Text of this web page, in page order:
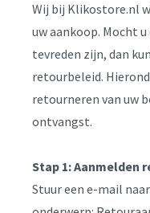
Wij bij Klikostore.nl
uw aankoop. Mocht
tevreden zijn, dan
retourbeleid.
retourneren van uw
ontvangst.
Stap 1: Aanmelden
Stuur een e-mail